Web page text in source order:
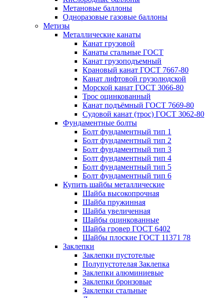
Метановые баллоны
Одноразовые газовые баллоны
Метизы
Металлические канаты
Канат грузовой
Канаты стальные ГОСТ
Канат грузоподъемный
Крановый канат ГОСТ 7667-80
Канат лифтовой грузолюдской
Морской канат ГОСТ 3066-80
Трос оцинкованный
Канат подъёмный ГОСТ 7669-80
Судовой канат (трос) ГОСТ 3062-80
Фундаментные болты
Болт фундаментный тип 1
Болт фундаментный тип 2
Болт фундаментный тип 3
Болт фундаментный тип 4
Болт фундаментный тип 5
Болт фундаментный тип 6
Купить шайбы металлические
Шайба высокопрочная
Шайба пружинная
Шайба увеличенная
Шайбы оцинкованные
Шайба гровер ГОСТ 6402
Шайбы плоские ГОСТ 11371 78
Заклепки
Заклепки пустотелые
Полупустотелая Заклепка
Заклепки алюминиевые
Заклепки бронзовые
Заклепки стальные